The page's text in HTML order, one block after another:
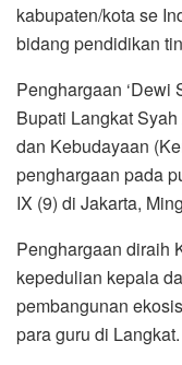
kabupaten/kota se
bidang pendidikan
Penghargaan ‘Dewi
Bupati Langkat
dan Kebudayaan
penghargaan pada
IX (9) di Jakarta,
Penghargaan diraih
kepedulian kepala
pembangunan
para guru di Langkat.